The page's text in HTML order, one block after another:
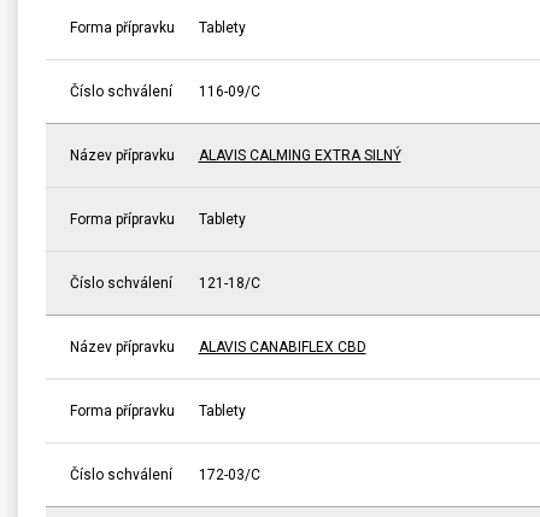
Forma přípravku Tablety
Číslo schválení 116-09/C
Název přípravku ALAVIS CALMING EXTRA SILNÝ
Forma přípravku Tablety
Číslo schválení 121-18/C
Název přípravku ALAVIS CANABIFLEX CBD
Forma přípravku Tablety
Číslo schválení 172-03/C